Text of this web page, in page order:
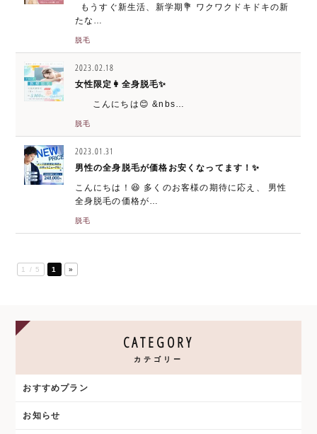
もうすぐ新生活、新学期💐 ワクワクドキドキの新
たな…
脱毛
2023.02.18
女性限定👩全身脱毛✨
こんにちは😊 &nbs…
脱毛
2023.01.31
男性の全身脱毛が価格お安くなってます！✨
こんにちは！😆 多くのお客様の期待に応え、 男性
全身脱毛の価格が…
脱毛
1 / 5 1 »
CATEGORY
カテゴリー
おすすめプラン
お知らせ